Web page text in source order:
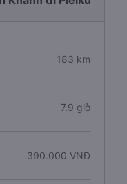
183 km
7.9 giờ
390.000 VNĐ